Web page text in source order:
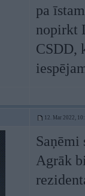
pa
nopirkt
CSDD,
12. Mar 2022,
Agrāk